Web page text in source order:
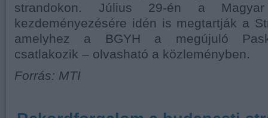
strandokon. Július 29-én a Magyar
kezdeményezésére idén is megtartják a
amelyhez a BGYH a megújuló
csatlakozik – olvasható a közleményben.
Forrás: MTI